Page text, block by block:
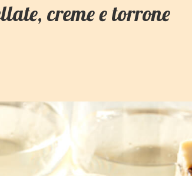
creme e torrone